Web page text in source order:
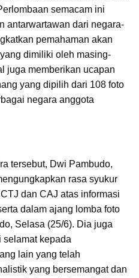
semacam ini
antarwartawan dari negara-
pemahaman akan
dimiliki oleh masing-
juga memberikan ucapan
yang dipilih dari 108 foto
negara anggota
tersebut, Dwi Pambudo,
rasa syukur
dan CAJ atas informasi
dalam ajang lomba foto
Selasa (25/6). Dia juga
selamat kepada
lain yang telah
yang bersemangat dan